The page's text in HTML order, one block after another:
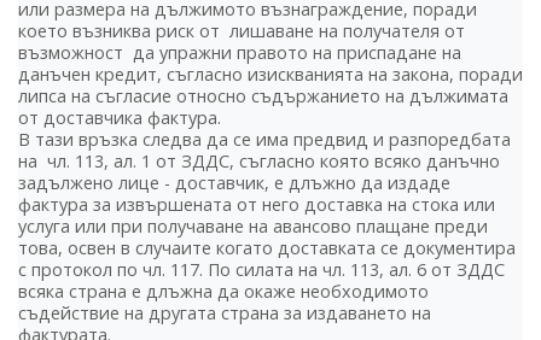
или размера на дължимото възнаграждение, поради
което възниква риск от лишаване на получателя от
възможност да упражни правото на приспадане на
данъчен кредит, съгласно изискванията на закона, поради
липса на съгласие относно съдържанието на дължимата
от доставчика фактура.
В тази връзка следва да се има предвид и разпоредбата
на чл. 113, ал. 1 от ЗДДС, съгласно която всяко данъчно
задължено лице - доставчик, е длъжно да издаде
фактура за извършената от него доставка на стока или
услуга или при получаване на авансово плащане преди
това, освен в случаите когато доставката се документира
с протокол по чл. 117. По силата на чл. 113, ал. 6 от ЗДДС
всяка страна е длъжна да окаже необходимото
съдействие на другата страна за издаването на
фактурата.